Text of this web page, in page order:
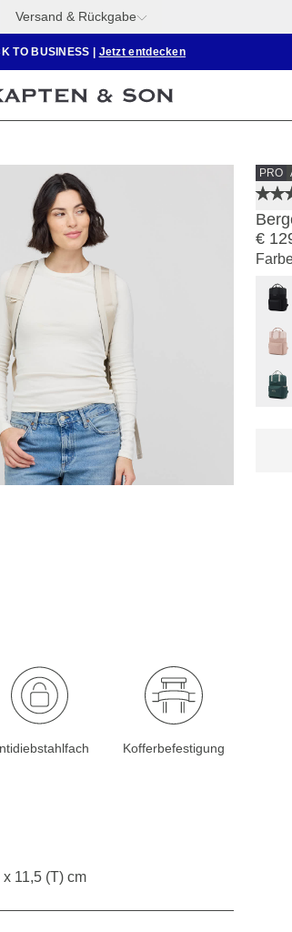
Versand & Rückgabe
TO BUSINESS Jetzt entdecken
PRO
€
Kofferbefestigung
11,5 (T) cm